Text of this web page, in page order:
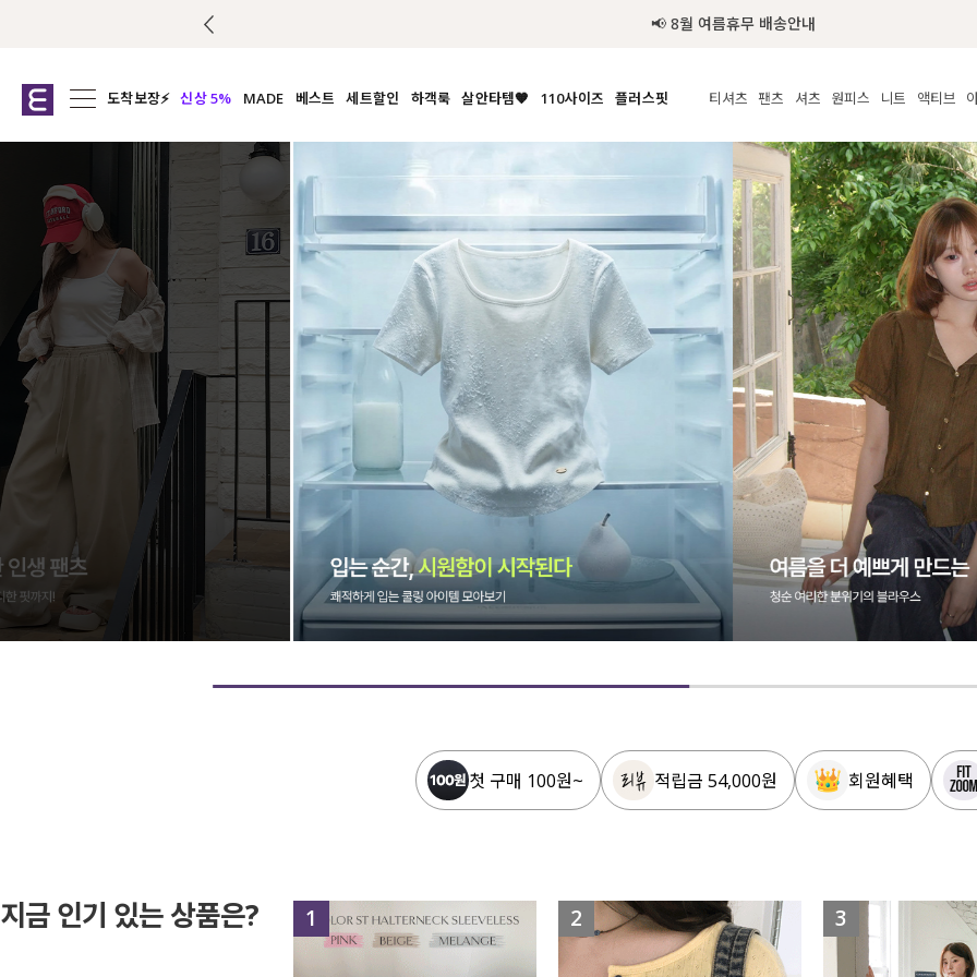
추가금 NO! 오늘주문 오늘도착 보장 배송서비스 🚚
도착보장⚡ 신상 5%
MADE
익스클루시브
티셔츠
니트
블라우스
원피스
언더웨어
ACC
베스트
세트할인
여름코디추천
하객룩
상의
원피스
살안타템🧡
캡나시/나시
셔츠/블라우스/티셔츠
여름니트
슬랙스/팬츠
원피스
110사이즈
하의
원피스
플러스핏
하의
액티브웨어
ETC
티셔츠
티셔츠
롱티셔츠
티블라우스
맨투맨/후디
폴라
민소매/나시
크롭
반팔
팬츠
쿨팬츠
일상팬츠
데님
코튼
슬랙스
트레이닝
밴딩팬츠
길이별
38INCH~
셔츠
신상
셔츠
뷔스티에
블라우스
원피스
MADE
신상
미니
미디/롱
뷔스티에/레이어드
하객룩
페스티벌/바캉스
셀프웨딩
니트
MADE
썸머 니트
가디건·집업
니트웨어
오버핏 니트
데일리 니트
수영복
MADE
애슬레져
스윔웨어
ETC
세트
점
첫 구매 100원~ 적립금 54,000원 회원혜택
지금 인기 있는 상품은?